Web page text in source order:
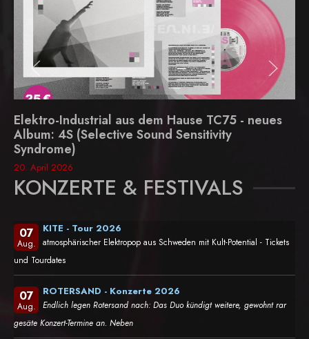
Elektro-Industrial aus dem Hause TC75 - neues
Album: 4S (Selective Sound Sensitivity
Syndrome)
20. April 2026
KONZERTE & FESTIVALS
07
Aug.
KITE - Tour 2026
atmosphärischer Elektropop aus Schweden mit Kult-Potential - Tickets
und Tourdates
07
Aug.
ROTERSAND - Konzerte 2026
Endlich legen Rotersand nach: Das Duo kündigt weitere, gewohnt rar
gesäte Konzert-Termine an. Neben